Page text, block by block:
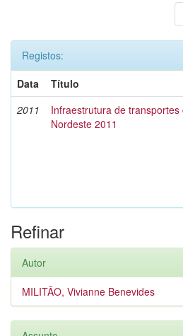
Registos:
Data
Título
2011
Infraestrutura de transportes
Nordeste 2011
Refinar
Autor
MILITÃO, Vivianne Benevides